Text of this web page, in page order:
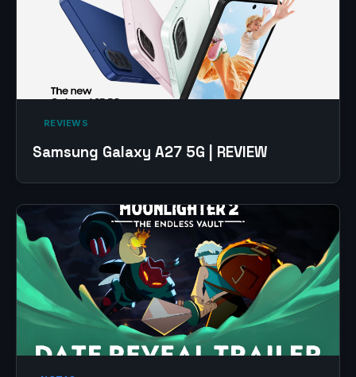
‎ REVIEWS‎
Samsung Galaxy A27 5G | REVIEW